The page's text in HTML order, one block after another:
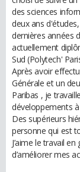
des sciences
deux ans
dernières années
actuellement
Sud (Polytech'
Après avoir
Générale et un
Paribas , je
développements
Des supérieurs
personne qui est
J’aime le travail
d’améliorer mes